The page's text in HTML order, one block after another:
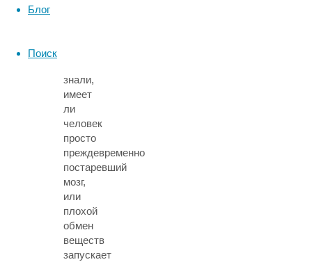
Блог
Поиск
знали,
имеет
ли
человек
просто
преждевременно
постаревший
мозг,
или
плохой
обмен
веществ
запускает